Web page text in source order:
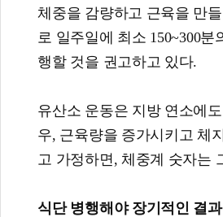
체중을 감량하고 근육을 만
로 일주일에 최소 150~300
행할 것을 권고하고 있다.
유산소 운동은 지방 연소에
우, 근육량을 증가시키고 체
고 가정하면, 체중계 숫자는
식단 병행해야 장기적인 결